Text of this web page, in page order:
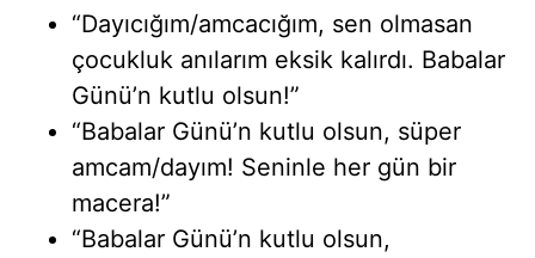
“Dayıcığım/amcacığım, sen olmasan
çocukluk anılarım eksik kalırdı. Babalar
Günü’n kutlu olsun!”
“Babalar Günü’n kutlu olsun, süper
amcam/dayım! Seninle her gün bir
macera!”
“Babalar Günü’n kutlu olsun,